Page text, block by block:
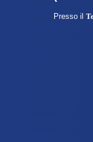
Presso il